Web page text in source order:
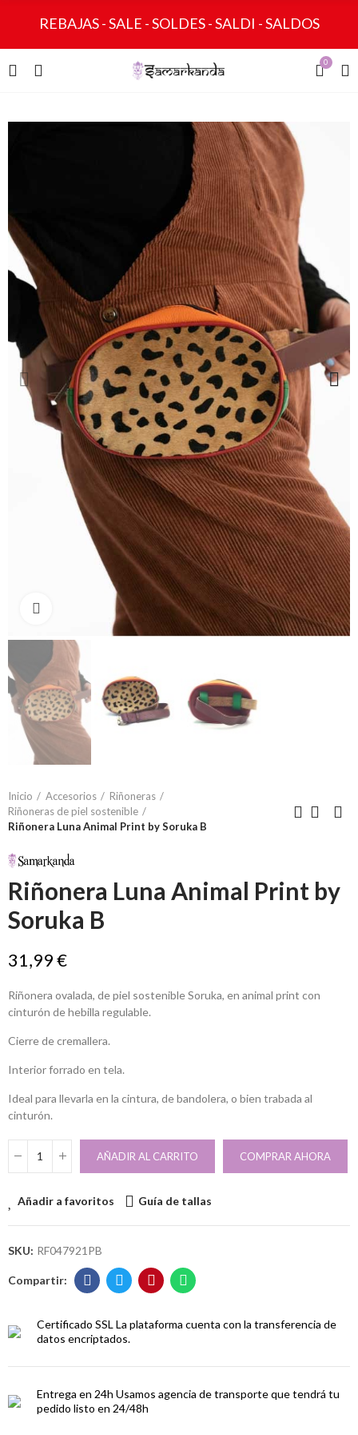
REBAJAS - SALE - SOLDES - SALDI - SALDOS
0
Inicio Accesorios
Riñoneras
Riñoneras de piel sostenible
Riñonera Luna Animal Print by Soruka B
Riñonera Luna Animal Print by
Soruka B
31,99 €
Riñonera ovalada, de piel sostenible Soruka, en animal print con
cinturón de hebilla regulable.
Cierre de cremallera.
Interior forrado en tela.
Ideal para llevarla en la cintura, de bandolera, o bien trabada al
cinturón.
AÑADIR AL CARRITO COMPRAR AHORA
Añadir a favoritos Guía de tallas
SKU: RF047921PB
Certificado SSL La plataforma cuenta con la transferencia de
datos encriptados.
Entrega en 24h Usamos agencia de transporte que tendrá tu
pedido listo en 24/48h